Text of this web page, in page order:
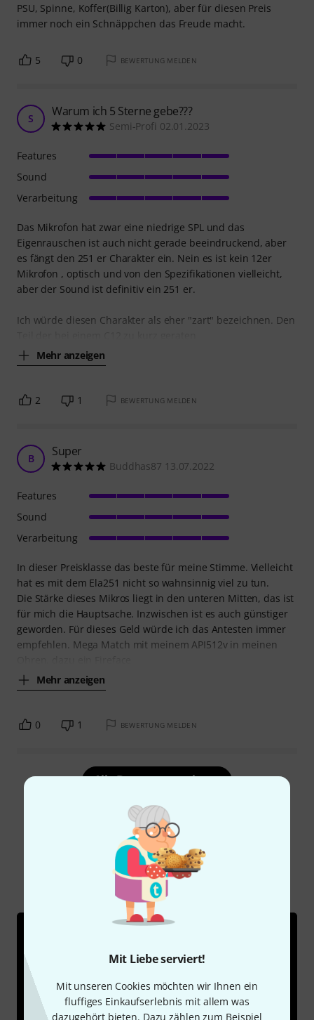
Mit Liebe serviert!
Mit unseren Cookies möchten wir Ihnen ein
fluffiges Einkaufserlebnis mit allem was
dazugehört bieten. Dazu zählen zum Beispiel
PSU, Spinne, Koffer(Billig Karton), aber für diesen Preis
immer noch ein Schnäppchen das Freude macht.
5 0 BEWERTUNG MELDEN
S Warum ich 5 Sterne gebe???
Semi-Profi 02.01.2023
Das Mikrofon hat zwar eine niedrige SPL und das
Eigenrauschen ist auch nicht gerade beeindruckend, aber
es fängt den 251 er Charakter ein. Nein es ist kein 12er
Mikrofon , optisch und von den Spezifikationen vielleicht,
aber der Sound ist definitiv ein 251 er.
Ich würde diesen Charakter als eher "zart" bezeichnen. Den
Mehr anzeigen
Features
Sound
Verarbeitung
2 1 BEWERTUNG MELDEN
B Super
Buddhas87 13.07.2022
In dieser Preisklasse das beste für meine Stimme. Vielleicht
hat es mit dem Ela251 nicht so wahnsinnig viel zu tun.
Die Stärke dieses Mikros liegt in den unteren Mitten, das ist
für mich die Hauptsache. Inzwischen ist es auch günstiger
geworden. Für dieses Geld würde ich das Antesten immer
empfehlen. Mega Match mit meinem API512v in meinen
Mehr anzeigen
Features
Sound
Verarbeitung
0 1 BEWERTUNG MELDEN
Alle Bewertungen lesen
Schon gewusst?
Videos Ratgeber